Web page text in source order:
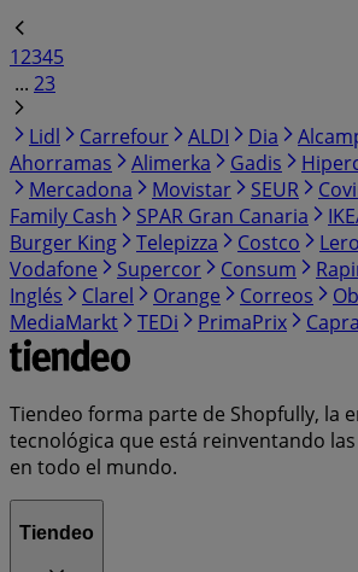
12345
... 23
Lidl
Carrefour ALDI Dia
Ahorramas
Alimerka Gadis
Mercadona
Movistar SEUR
Family Cash
SPAR Gran Canaria
Burger King
Telepizza Costco
Vodafone
Supercor Consum
Inglés
Clarel Orange Correos
MediaMarkt
TEDi PrimaPrix
Tiendeo forma parte de Shopfully, la
tecnológica que está reinventando
en todo el mundo.
Tiendeo